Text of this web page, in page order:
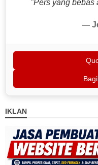
"Pers yang bebas
—
IKLAN